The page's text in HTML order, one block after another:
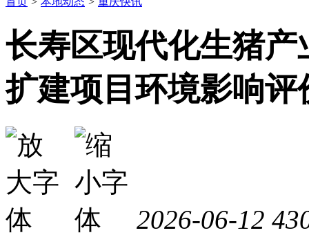
长寿区现代化生猪
扩建项目环境影响
2026-06-12